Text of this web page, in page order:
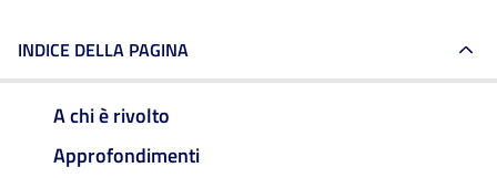
INDICE DELLA PAGINA
A chi è rivolto
Approfondimenti